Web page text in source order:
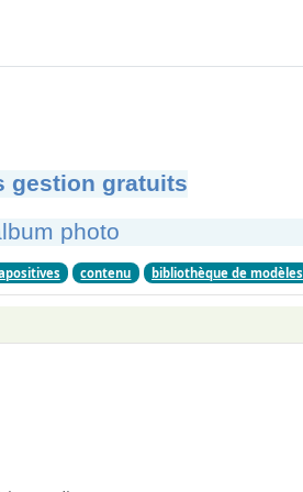
gestion gratuits
photo
contenu bibliothèque de modèles